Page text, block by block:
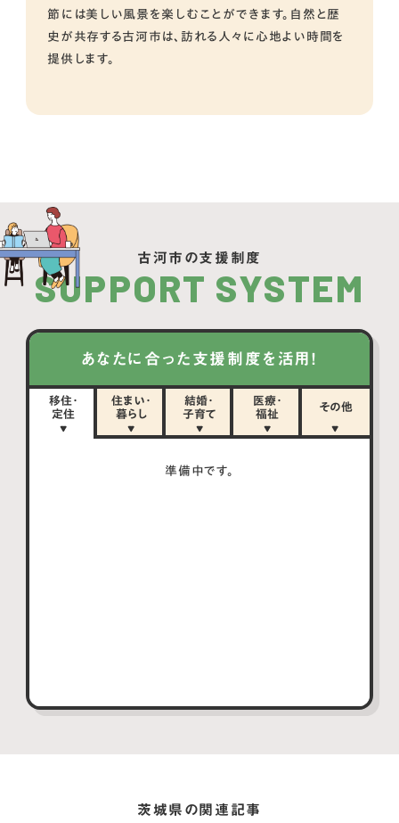
節には美しい風景を楽しむことができます。自然と歴
史が共存する古河市は、訪れる人々に心地よい時間を
提供します。
古河市の支援制度
SUPPORT SYSTEM
あなたに合った支援制度を活用！
移住・
定住
住まい・
暮らし
結婚・
子育て
医療・
福祉
その他
準備中です。
茨城県の関連記事